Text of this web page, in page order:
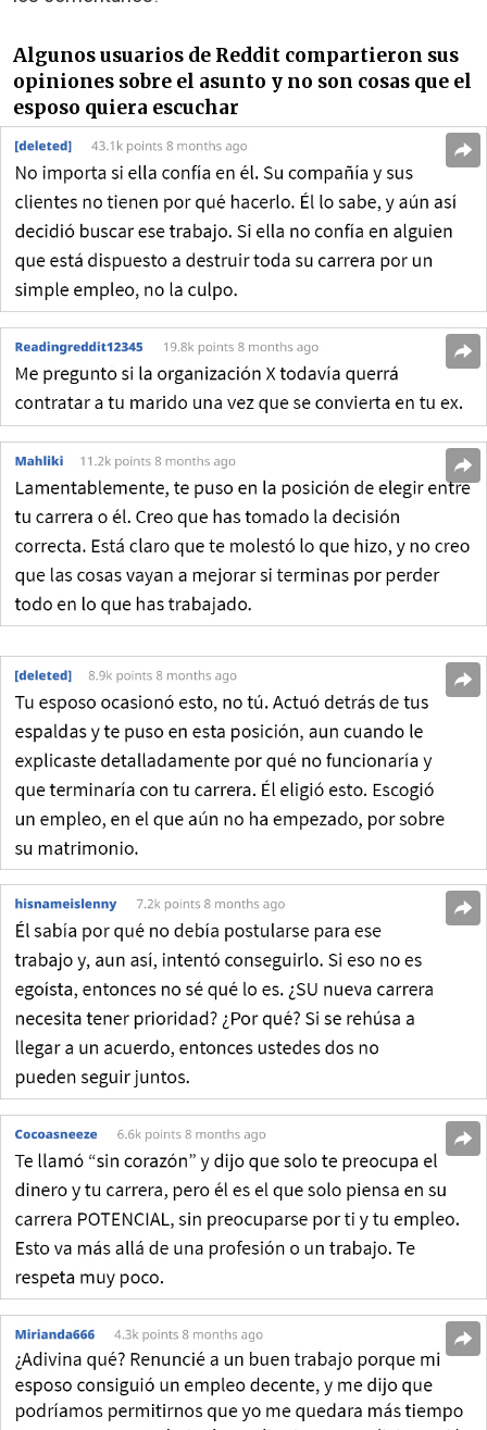
Algunos usuarios de Reddit compartieron sus
opiniones sobre el asunto y no son cosas que el
esposo quiera escuchar